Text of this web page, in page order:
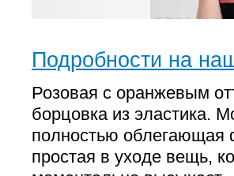
Подробности на
Розовая с оранжевым
борцовка из эластика.
полностью облегающая
простая в уходе вещь,